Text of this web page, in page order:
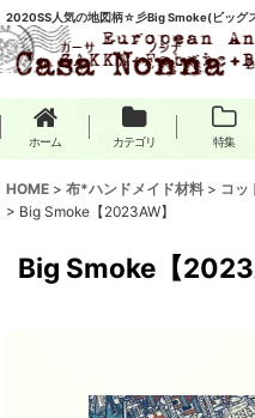
2020SS人気の地図柄☆彡Big Smoke(ビッグ
ホーム カテゴリ 特集
HOME > 布*ハンドメイド材料 > コッ
> Big Smoke【2023AW】
Big Smoke【